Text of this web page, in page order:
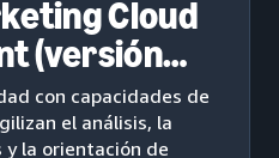
Cloud
(versión
con capacidades de
el análisis, la
y la orientación de